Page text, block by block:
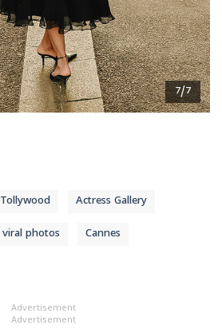
7/7
Tollywood Actress Gallery
viral photos Cannes
Advertisement
Advertisement